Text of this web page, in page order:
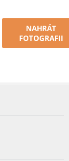
NAHRÁT
FOTOGRAFII